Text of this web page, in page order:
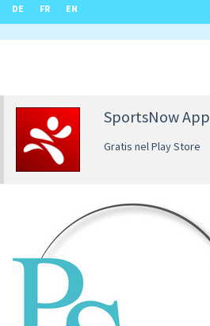
DE FR EN
SportsNow App
Gratis nel Play Store